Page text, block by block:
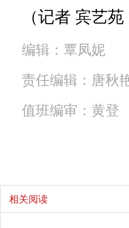
（记者 宾艺
编辑：覃凤妮
责任编辑：唐秋
值班编审：黄登
相关阅读